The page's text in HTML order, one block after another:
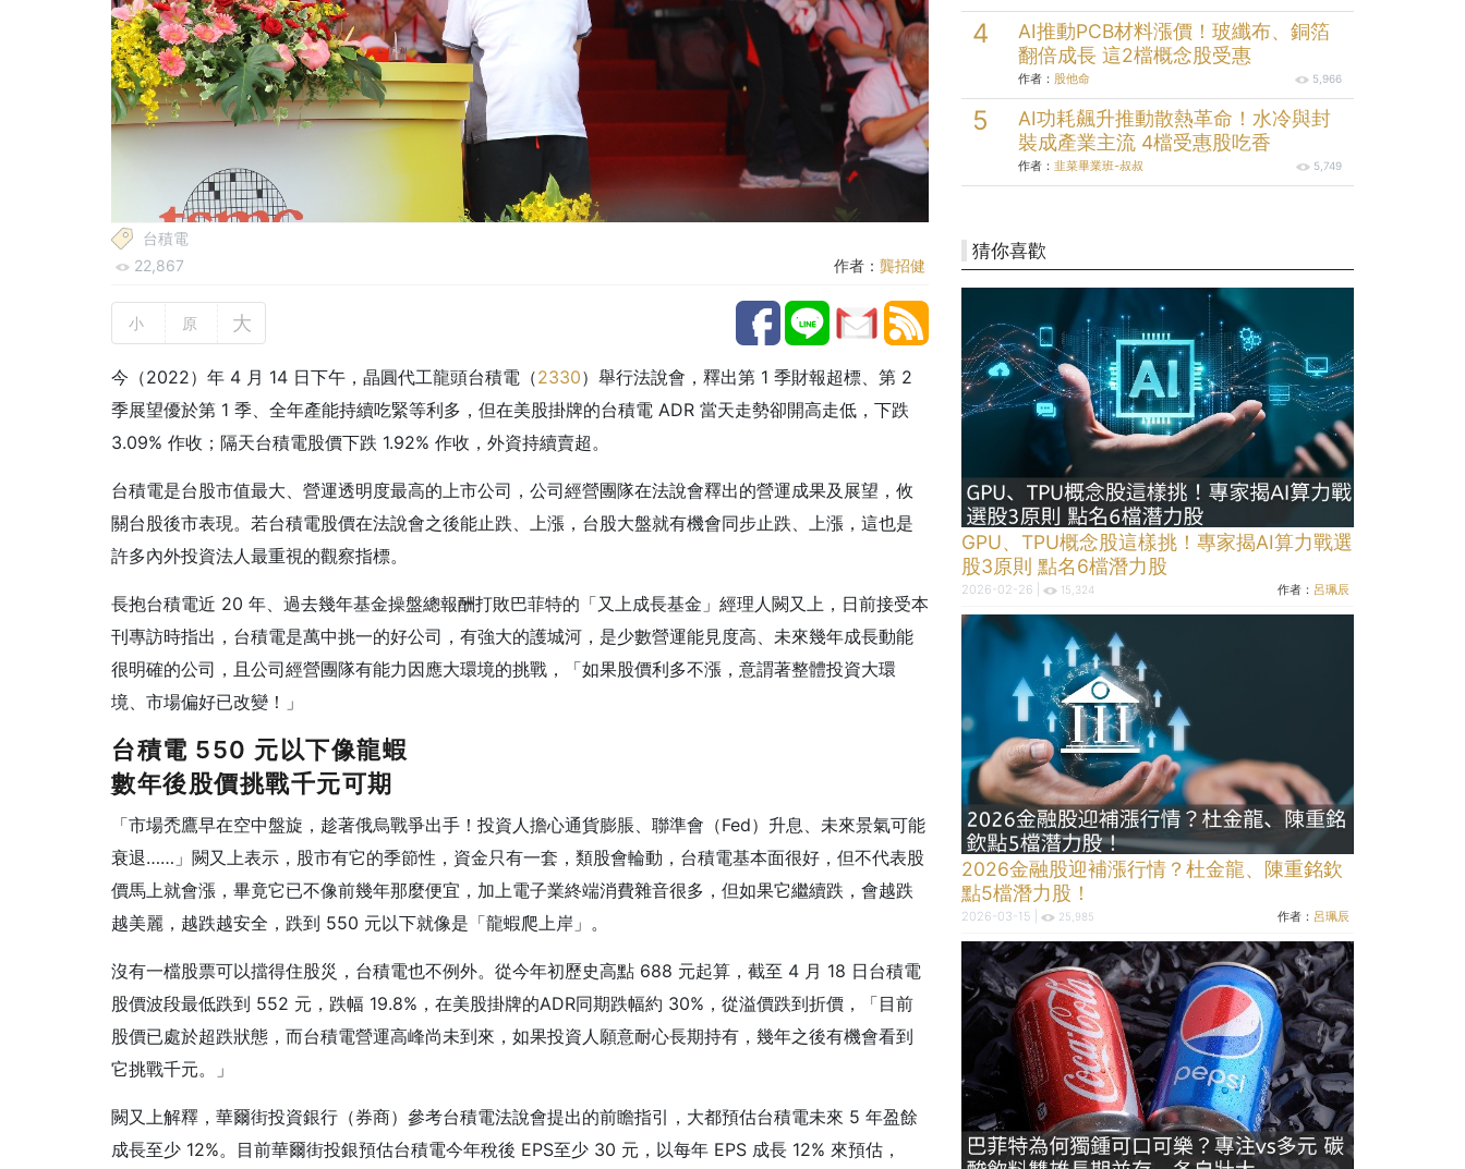
台積電
22,867
作者： 龔招健
小 原 大
今（2022）年 4 月 14 日下午，晶圓代工龍頭台積電（2330）舉行法說會，釋出第 1 季財報超標、第 2
季展望優於第 1 季、全年產能持續吃緊等利多，但在美股掛牌的台積電 ADR 當天走勢卻開高走低，下跌
3.09% 作收；隔天台積電股價下跌 1.92% 作收，外資持續賣超。
台積電是台股市值最大、營運透明度最高的上市公司，公司經營團隊在法說會釋出的營運成果及展望，攸
關台股後市表現。若台積電股價在法說會之後能止跌、上漲，台股大盤就有機會同步止跌、上漲，這也是
許多內外投資法人最重視的觀察指標。
長抱台積電近 20 年、過去幾年基金操盤總報酬打敗巴菲特的「又上成長基金」經理人闕又上，日前接受本
刊專訪時指出，台積電是萬中挑一的好公司，有強大的護城河，是少數營運能見度高、未來幾年成長動能
很明確的公司，且公司經營團隊有能力因應大環境的挑戰，「如果股價利多不漲，意謂著整體投資大環
境、市場偏好已改變！」
台積電 550 元以下像龍蝦
數年後股價挑戰千元可期
「市場禿鷹早在空中盤旋，趁著俄烏戰爭出手！投資人擔心通貨膨脹、聯準會（Fed）升息、未來景氣可能
衰退……」闕又上表示，股市有它的季節性，資金只有一套，類股會輪動，台積電基本面很好，但不代表股
價馬上就會漲，畢竟它已不像前幾年那麼便宜，加上電子業終端消費雜音很多，但如果它繼續跌，會越跌
越美麗，越跌越安全，跌到 550 元以下就像是「龍蝦爬上岸」。
沒有一檔股票可以擋得住股災，台積電也不例外。從今年初歷史高點 688 元起算，截至 4 月 18 日台積電
股價波段最低跌到 552 元，跌幅 19.8%，在美股掛牌的ADR同期跌幅約 30%，從溢價跌到折價，「目前
股價已處於超跌狀態，而台積電營運高峰尚未到來，如果投資人願意耐心長期持有，幾年之後有機會看到
它挑戰千元。」
闕又上解釋，華爾街投資銀行（券商）參考台積電法說會提出的前瞻指引，大都預估台積電未來 5 年盈餘
成長至少 12%。目前華爾街投銀預估台積電今年稅後 EPS至少 30 元，以每年 EPS 成長 12% 來預估，
AI推動PCB材料漲價！玻纖布、銅箔
翻倍成長 這2檔概念股受惠
作者： 股他命 5,966
AI功耗飆升推動散熱革命！水冷與封
裝成產業主流 4檔受惠股吃香
作者： 韭菜畢業班-叔叔 5,749
猜你喜歡
GPU、TPU概念股這樣挑！專家揭AI算力戰選
股3原則 點名6檔潛力股
2026-02-26 | 15,324 作者： 呂珮辰
2026金融股迎補漲行情？杜金龍、陳重銘欽
點5檔潛力股！
2026-03-15 | 25,985 作者： 呂珮辰